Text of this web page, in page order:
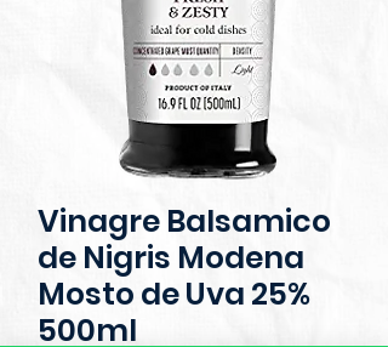
Vinagre Balsamico
de Nigris Modena
Mosto de Uva 25%
500ml